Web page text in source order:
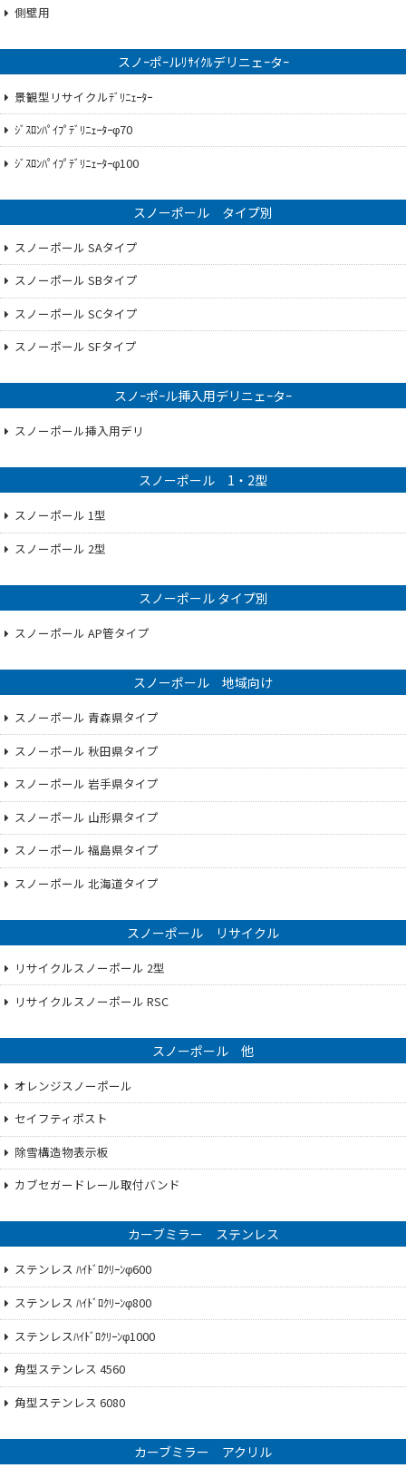
側壁用
スノｰポｰルﾘｻｲｸﾙデリニェｰタｰ
景観型リサイクルﾃﾞﾘﾆｪｰﾀｰ
ｼﾞｽﾛﾝﾊﾟｲﾌﾟﾃﾞﾘﾆｪｰﾀｰφ70
ｼﾞｽﾛﾝﾊﾟｲﾌﾟﾃﾞﾘﾆｪｰﾀｰφ100
スノーポール タイプ別
スノーポール SAタイプ
スノーポール SBタイプ
スノーポール SCタイプ
スノーポール SFタイプ
スノｰポｰル挿入用デリニェｰタｰ
スノーポール挿入用デリ
スノーポール 1・2型
スノーポール 1型
スノーポール 2型
スノーポール タイプ別
スノーポール AP管タイプ
スノーポール 地域向け
スノーポール 青森県タイプ
スノーポール 秋田県タイプ
スノーポール 岩手県タイプ
スノーポール 山形県タイプ
スノーポール 福島県タイプ
スノーポール 北海道タイプ
スノーポール リサイクル
リサイクルスノーポール 2型
リサイクルスノーポール RSC
スノーポール 他
オレンジスノーポール
セイフティポスト
除雪構造物表示板
カブセガードレール取付バンド
カーブミラー ステンレス
ステンレス ﾊｲﾄﾞﾛｸﾘｰﾝφ600
ステンレス ﾊｲﾄﾞﾛｸﾘｰﾝφ800
ステンレスﾊｲﾄﾞﾛｸﾘｰﾝφ1000
角型ステンレス 4560
角型ステンレス 6080
カーブミラー アクリル